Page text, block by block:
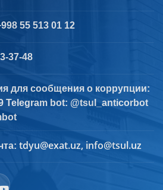
55 513 01 12
37-48
для сообщения о коррупции:
Telegram bot: @tsul_anticorbot
tdyu@exat.uz, info@tsul.uz